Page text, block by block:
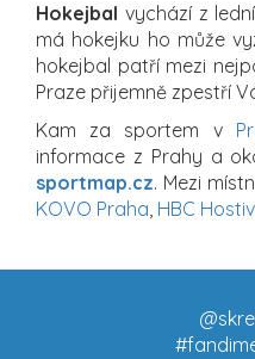
Hokejbal vychází z
má hokejku ho může
hokejbal patří mezi
Praze přijemně zpestří
Kam za sportem v
informace z Prahy a
sportmap.cz. Mezi
KOVO Praha, HBC